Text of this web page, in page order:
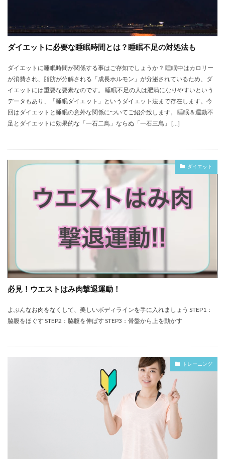
ダイエットに必要な睡眠時間とは？睡眠不足の対処法も
ダイエットに睡眠時間が関係する事はご存知でしょうか？ 睡眠中はカロリー
が消費され、脂肪が分解される「成長ホルモン」が分泌されているため、ダ
イエットには重要な要素なのです。 睡眠不足の人は肥満になりやすいという
データもあり、「睡眠ダイエット」というダイエット法まで存在します。今
回はダイエットと睡眠の意外な関係についてご紹介致します。 睡眠＆運動不
足とダイエットに効果的な「一石二鳥」ならぬ「一石三鳥」 […]
ダイエット
必見！ウエストはみ肉撃退運動！
よぶんなお肉をなくして、美しいボディラインを手に入れましょう STEP1：
脇腹をほぐす STEP2：脇腹を伸ばす STEP3：骨盤から上を動かす
トレーニング